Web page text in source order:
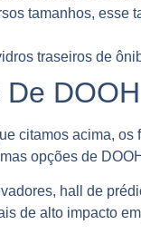
tamanhos, esse
traseiros de
citamos acima,
opções de
hall de
de alto impacto